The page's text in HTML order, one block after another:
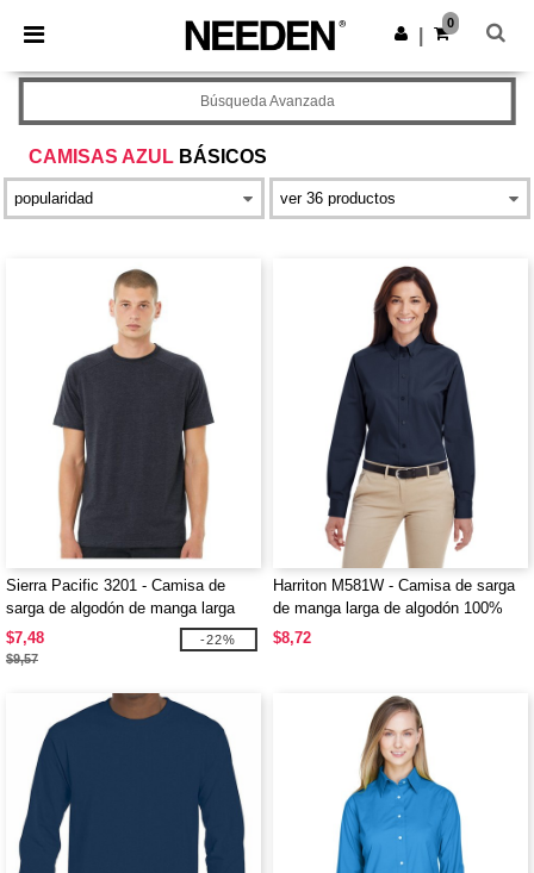
× App de Needen
¡Mejores precios en app!
Descargar app
0
CAMISAS AZUL BÁSICOS
Búsqueda Avanzada
Sierra Pacific 3201 - Camisa de
sarga de algodón de manga larga
$7,48
$9,57
-22%
Harriton M581W - Camisa de sarga
de manga larga de algodón 100%
para damas con Teflon
$8,72